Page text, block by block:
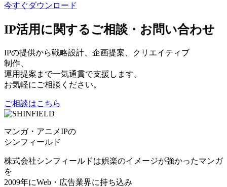
今すぐダウンロード
IP活用に関するご相談・お問い合わせ
IPの提供から戦略設計、企画提案、クリエイティブ
制作、
運用提案まで一気通貫で支援します。
お気軽にご相談ください。
ご相談はこちら
マンガ・アニメIPの
シンフィールド
株式会社シンフィールドは娯楽のイメージが強かったマンガ
を
2009年にWeb・広告業界に持ち込み